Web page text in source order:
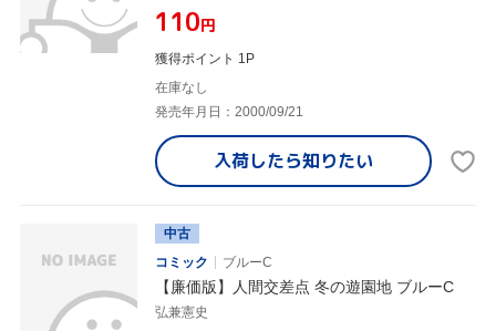
¥110円
獲得ポイント 1P
在庫なし
発売年月日：2000/09/21
入荷したら知りたい
中古
コミック
ブルーC
【廉価版】人間交差点 冬の遊園地 ブルーC
弘兼憲史